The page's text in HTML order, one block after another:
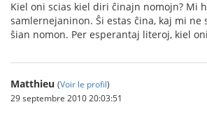
Kiel oni scias kiel diri ĉinajn nomojn? Mi
samlernejaninon. Ŝi estas ĉina, kaj mi ne
ŝian nomon. Per esperantaj literoj, kiel
Matthieu (Voir le profil)
29 septembre 2010 20:03:51